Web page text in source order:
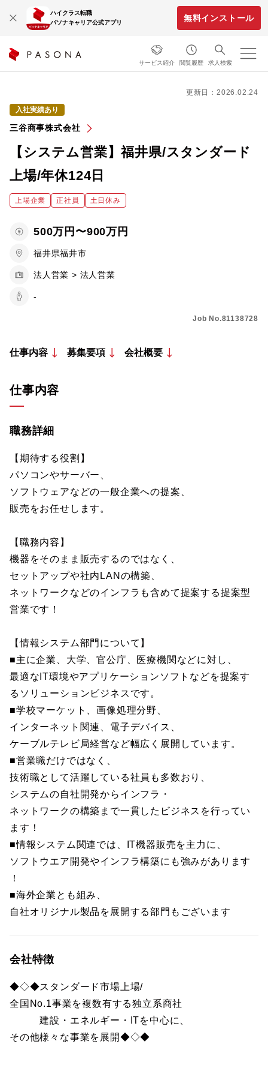
ハイクラス転職
パソナキャリア公式アプリ
無料インストール
サービス紹介 閲覧履歴 求人検索
更新日：2026.02.24
入社実績あり
三谷商事株式会社
【システム営業】福井県/スタンダード
上場/年休124日
上場企業 正社員 土日休み
500万円〜900万円
福井県福井市
法人営業 > 法人営業
-
Job No.81138728
仕事内容 募集要項 会社概要
仕事内容
職務詳細
【期待する役割】
パソコンやサーバー、
ソフトウェアなどの一般企業への提案、
販売をお任せします。
【職務内容】
機器をそのまま販売するのではなく、
セットアップや社内LANの構築、
ネットワークなどのインフラも含めて提案する提案型
営業です！
【情報システム部門について】
■主に企業、大学、官公庁、医療機関などに対し、
最適なIT環境やアプリケーションソフトなどを提案す
るソリューションビジネスです。
■学校マーケット、画像処理分野、
インターネット関連、電子デバイス、
ケーブルテレビ局経営など幅広く展開しています。
■営業職だけではなく、
技術職として活躍している社員も多数おり、
システムの自社開発からインフラ・
ネットワークの構築まで一貫したビジネスを行ってい
ます！
■情報システム関連では、IT機器販売を主力に、
ソフトウエア開発やインフラ構築にも強みがあります
！
■海外企業とも組み、
自社オリジナル製品を展開する部門もございます
会社特徴
◆◇◆スタンダード市場上場/
全国No.1事業を複数有する独立系商社
建設・エネルギー・ITを中心に、
その他様々な事業を展開◆◇◆